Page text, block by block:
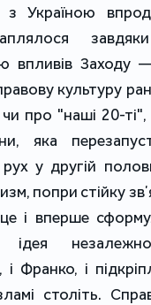
з Україною
впливів Заходу
культуру
про "наші 20-
яка
у другій
попри стійку
і вперше
ідея
Франко, і
століть.